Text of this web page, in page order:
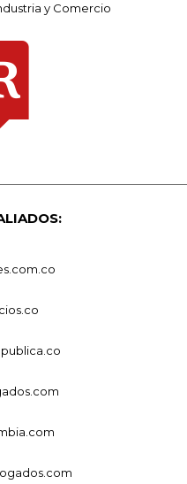
y Comercio